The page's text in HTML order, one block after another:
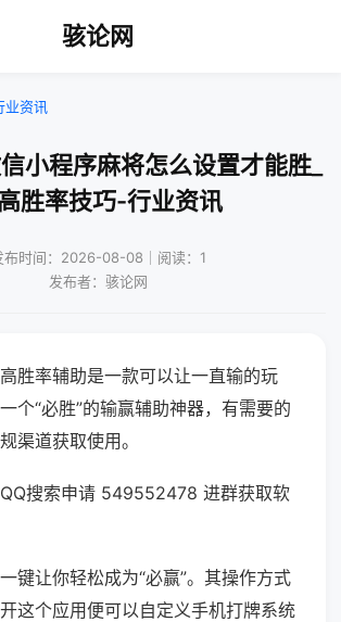
骇论网
业资讯
小程序麻将怎么设置才能胜_
胜率技巧-行业资讯
布时间：2026-08-08｜阅读：1
发布者：骇论网
胜率辅助是一款可以让一直输的玩
个“必胜”的输赢辅助神器，有需要的
渠道获取使用。
搜索申请 549552478 进群获取软
键让你轻松成为“必赢”。其操作方式
这个应用便可以自定义手机打牌系统